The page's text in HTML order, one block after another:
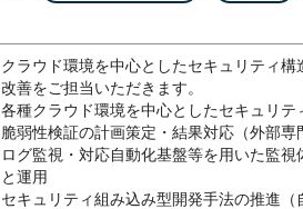
クラウド環境を中心としたセキュリティ構
改善をご担当いただきます。
各種クラウド環境を中心としたセキュリテ
脆弱性検証の計画策定・結果対応（外部専
ログ監視・対応自動化基盤等を用いた監
と運用
セキュリティ組み込み型開発手法の推進